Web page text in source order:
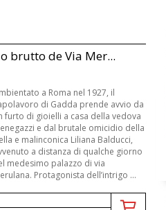
brutto de Via Mer...
a Roma nel 1927, il
di Gadda prende avvio da
furto di gioielli a casa della vedova
e dal brutale omicidio della
e malinconica Liliana Balducci,
a distanza di qualche giorno
medesimo palazzo di via
Protagonista dell’intrigo ...